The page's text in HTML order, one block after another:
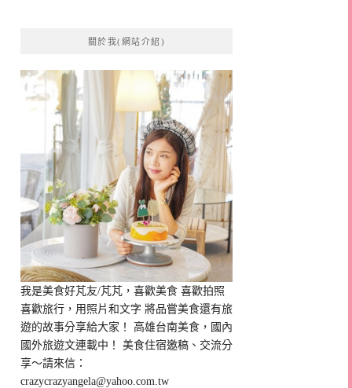
關於我(網站介紹)
我是美食好芃友/芃芃，喜歡美食 喜歡拍照
喜歡旅行，用照片和文字 將品嘗美食還有旅
遊的故事分享給大家！ 高雄台南美食，國內
國外旅遊文連載中！ 美食住宿邀稿、交流分
享～請來信：
crazycrazyangela@yahoo.com.tw